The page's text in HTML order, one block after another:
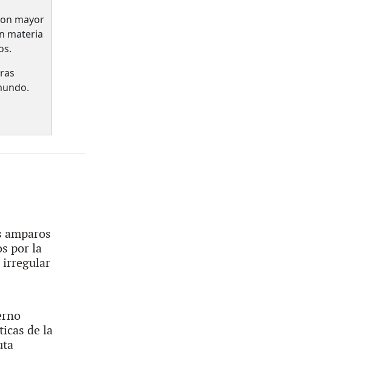
mayor
materia
amparos
por la
irregular
de la